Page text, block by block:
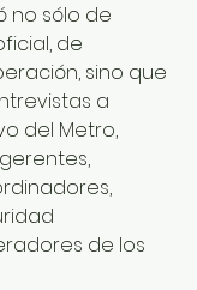
no sólo de
de
sino que
a
del Metro,
de los